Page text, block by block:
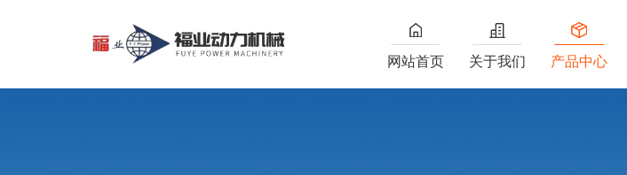
网站首页 关于我们 产品中心